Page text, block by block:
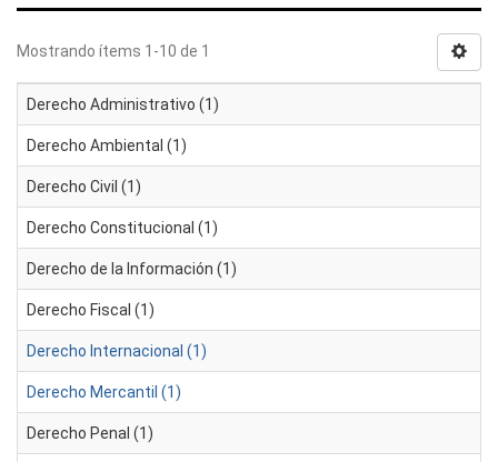
Mostrando ítems 1-10 de 1
Derecho Administrativo (1)
Derecho Ambiental (1)
Derecho Civil (1)
Derecho Constitucional (1)
Derecho de la Información (1)
Derecho Fiscal (1)
Derecho Internacional (1)
Derecho Mercantil (1)
Derecho Penal (1)